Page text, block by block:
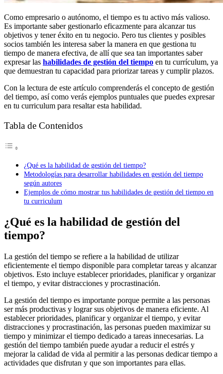
Como empresario o autónomo, el tiempo es tu activo más valioso.
Es importante saber gestionarlo eficazmente para alcanzar tus
objetivos y tener éxito en tu negocio. Pero tus clientes y posibles
socios también les interesa saber la manera en que gestiona tu
tiempo de manera efectiva, de allí que sea tan importantes saber
expresar las habilidades de gestión del tiempo en tu currículum, ya
que demuestran tu capacidad para priorizar tareas y cumplir plazos.
Con la lectura de este artículo comprenderás el concepto de gestión
del tiempo, así como verás ejemplos puntuales que puedes expresar
en tu curriculum para resaltar esta habilidad.
Tabla de Contenidos
¿Qué es la habilidad de gestión del tiempo?
Metodologías para desarrollar habilidades en gestión del tiempo
según autores
Ejemplos de cómo mostrar tus habilidades de gestión del tiempo en
tu curriculum
¿Qué es la habilidad de gestión del
tiempo?
La gestión del tiempo se refiere a la habilidad de utilizar
eficientemente el tiempo disponible para completar tareas y alcanzar
objetivos. Esto incluye establecer prioridades, planificar y organizar
el tiempo, y evitar distracciones y procrastinación.
La gestión del tiempo es importante porque permite a las personas
ser más productivas y lograr sus objetivos de manera eficiente. Al
establecer prioridades, planificar y organizar el tiempo, y evitar
distracciones y procrastinación, las personas pueden maximizar su
tiempo y minimizar el tiempo dedicado a tareas innecesarias. La
gestión del tiempo también puede ayudar a reducir el estrés y
mejorar la calidad de vida al permitir a las personas dedicar tiempo a
actividades que disfrutan y que son importantes para ellas.